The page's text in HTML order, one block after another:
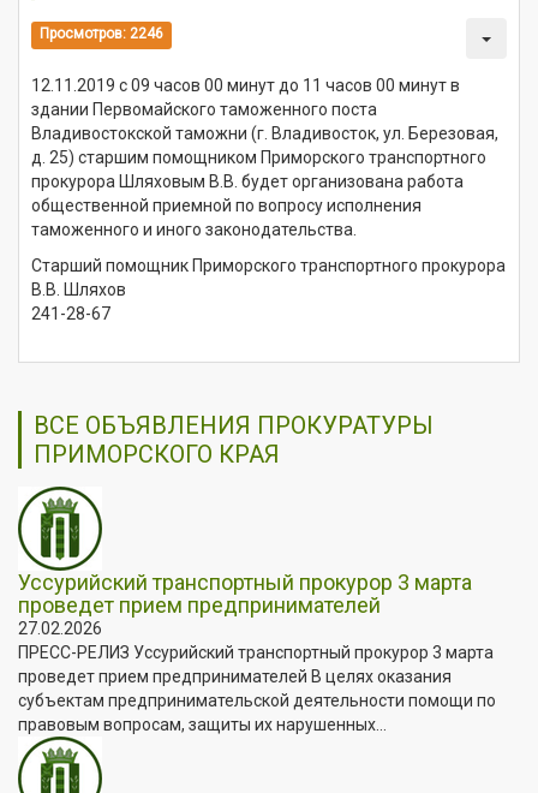
Просмотров: 2246
12.11.2019 с 09 часов 00 минут до 11 часов 00 минут в
здании Первомайского таможенного поста
Владивостокской таможни (г. Владивосток, ул. Березовая,
д. 25) старшим помощником Приморского транспортного
прокурора Шляховым В.В. будет организована работа
общественной приемной по вопросу исполнения
таможенного и иного законодательства.
Старший помощник Приморского транспортного прокурора
В.В. Шляхов
241-28-67
ВСЕ ОБЪЯВЛЕНИЯ ПРОКУРАТУРЫ
ПРИМОРСКОГО КРАЯ
Уссурийский транспортный прокурор 3 марта
проведет прием предпринимателей
27.02.2026
ПРЕСС-РЕЛИЗ Уссурийский транспортный прокурор 3 марта
проведет прием предпринимателей В целях оказания
субъектам предпринимательской деятельности помощи по
правовым вопросам, защиты их нарушенных...